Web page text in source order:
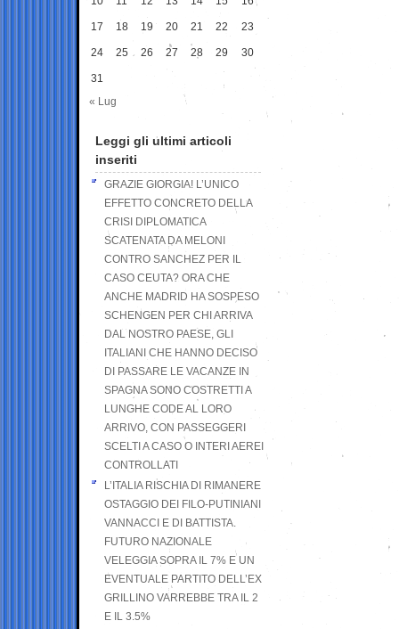
17 18 19 20 21 22 23
24 25 26 27 28 29 30
31
« Lug
Leggi gli ultimi articoli
inseriti
GRAZIE GIORGIA! L’UNICO
EFFETTO CONCRETO DELLA
CRISI DIPLOMATICA
SCATENATA DA MELONI
CONTRO SANCHEZ PER IL
CASO CEUTA? ORA CHE
ANCHE MADRID HA SOSPESO
SCHENGEN PER CHI ARRIVA
DAL NOSTRO PAESE, GLI
ITALIANI CHE HANNO DECISO
DI PASSARE LE VACANZE IN
SPAGNA SONO COSTRETTI A
LUNGHE CODE AL LORO
ARRIVO, CON PASSEGGERI
SCELTI A CASO O INTERI AEREI
CONTROLLATI
L’ITALIA RISCHIA DI RIMANERE
OSTAGGIO DEI FILO-PUTINIANI
VANNACCI E DI BATTISTA.
FUTURO NAZIONALE
VELEGGIA SOPRA IL 7% E UN
EVENTUALE PARTITO DELL’EX
GRILLINO VARREBBE TRA IL 2
E IL 3.5%